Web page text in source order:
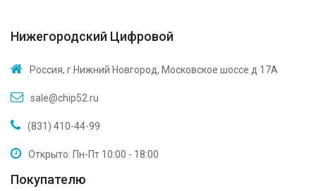
Нижегородский Цифровой
Россия, г.Нижний Новгород, Московское шоссе д 17А
sale@chip52.ru
(831) 410-44-99
Открыто: Пн-Пт 10:00 - 18:00
Покупателю